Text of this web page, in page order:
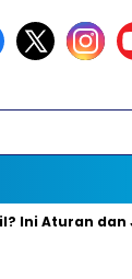
dan Jadwal